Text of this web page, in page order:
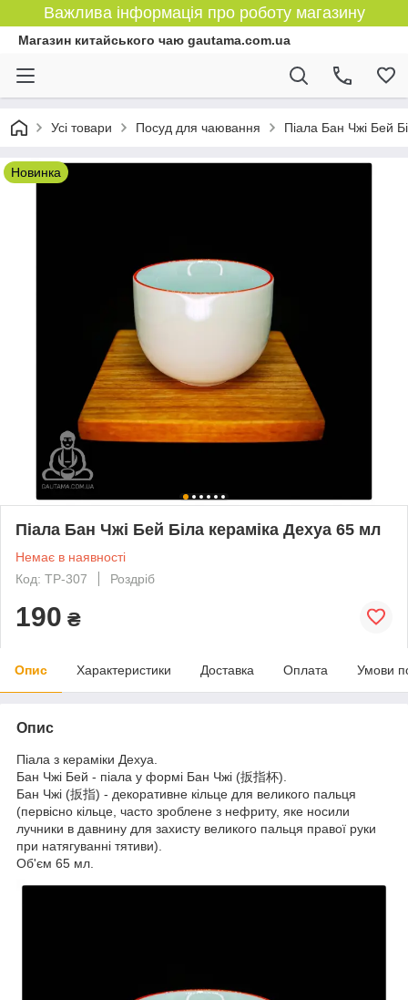
Важлива інформація про роботу магазину
Магазин китайського чаю gautama.com.ua
Усі товари Посуд для чаювання Піала Бан Чжі Бей
Новинка
Піала Бан Чжі Бей Біла кераміка Дехуа 65 мл
Немає в наявності
Код: TP-307
Роздріб
190 ₴
Опис Характеристики Доставка Оплата Умови
Опис
Піала з кераміки Дехуа.
Бан Чжі Бей - піала у формі Бан Чжі (扳指杯).
Бан Чжі (扳指) - декоративне кільце для великого пальця
(первісно кільце, часто зроблене з нефриту, яке носили
лучники в давнину для захисту великого пальця правої руки
при натягуванні тятиви).
Об'єм 65 мл.